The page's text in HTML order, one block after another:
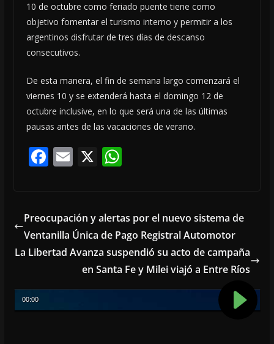
10 de octubre como feriado puente tiene como
objetivo fomentar el turismo interno y permitir a los
argentinos disfrutar de tres días de descanso
consecutivos.
De esta manera, el fin de semana largo comenzará el
viernes 10 y se extenderá hasta el domingo 12 de
octubre inclusive, en lo que será una de las últimas
pausas antes de las vacaciones de verano.
F
b
o
o
E
l
X W
s
A
p
p
Preocupación y alertas por el nuevo sistema de
Ventanilla Única de Pago Registral Automotor
La Libertad Avanza suspendió su acto de campaña
en Santa Fe y Milei viajó a Entre Ríos